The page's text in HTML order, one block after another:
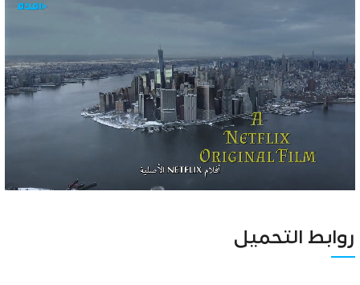
Unmute Settings
روابط التحميل